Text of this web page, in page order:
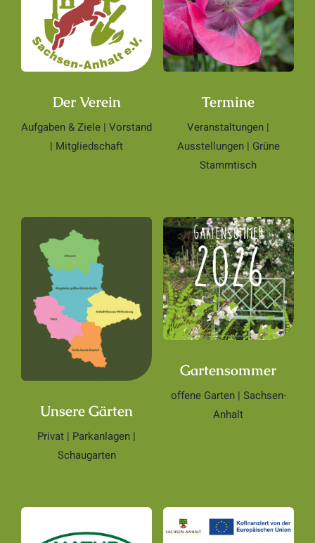
Der Verein
Aufgaben & Ziele | Vorstand
| Mitgliedschaft
Termine
Veranstaltungen |
Ausstellungen | Grüne
Stammtisch
Unsere Gärten
Privat | Parkanlagen |
Schaugarten
Gartensommer
offene Garten | Sachsen-
Anhalt